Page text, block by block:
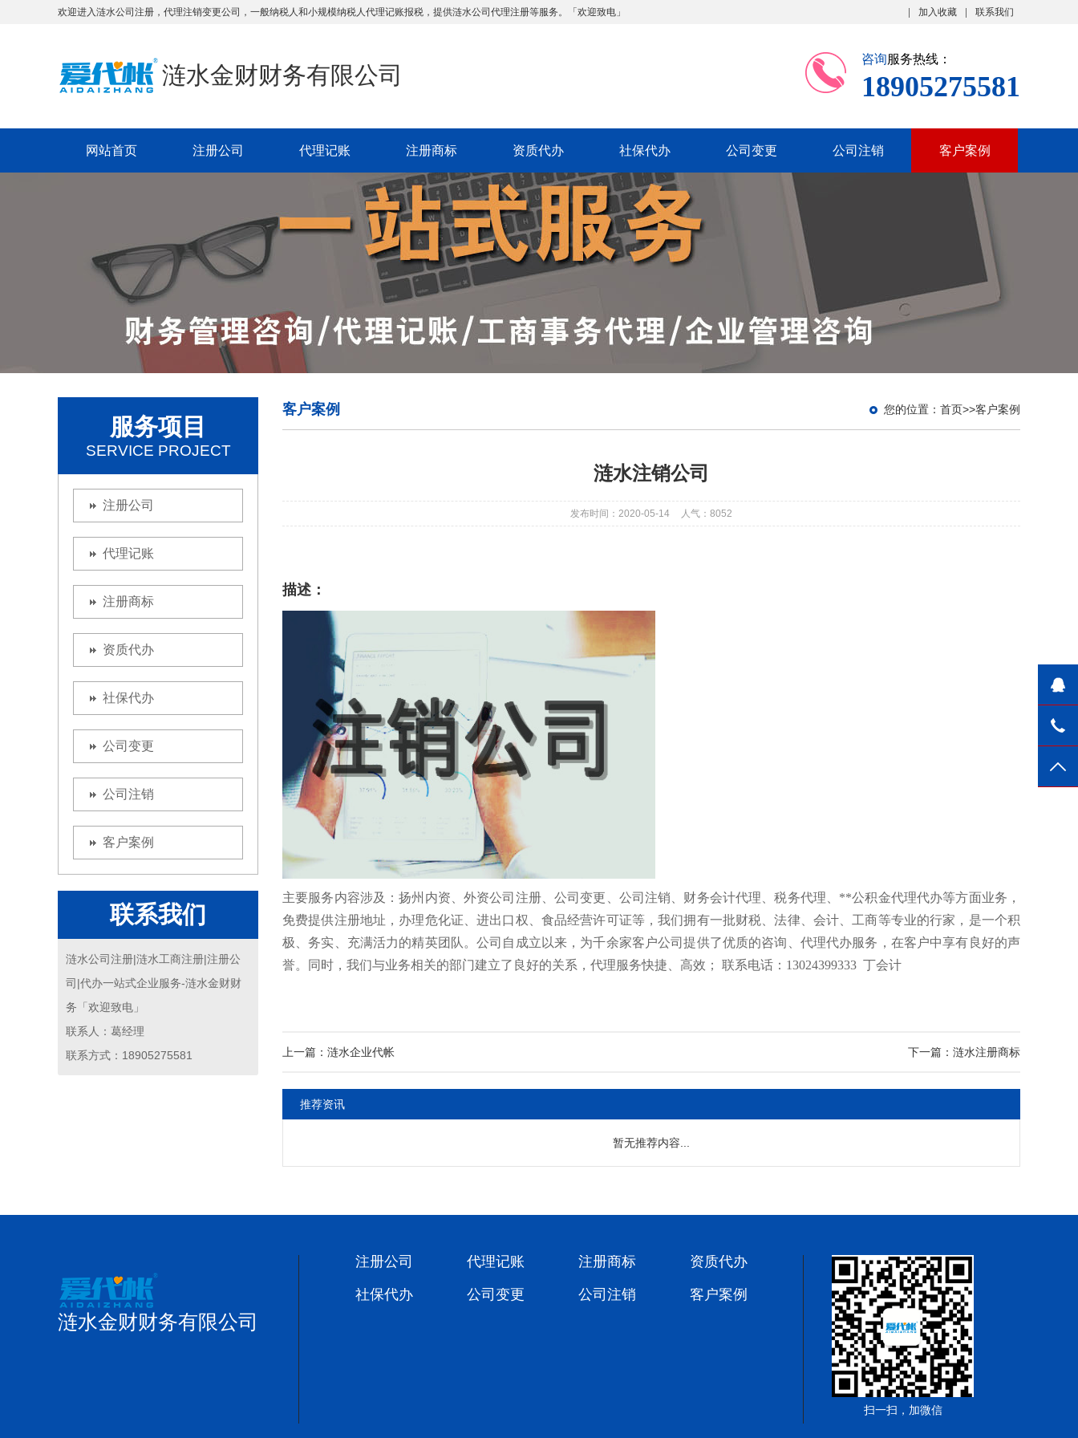
欢迎进入涟水公司注册，代理注销变更公司，一般纳税人和小规模纳税人代理记账报税，提供涟水公司代理注册等服务。「欢迎致电」 加入收藏 联系我们
涟水金财财务有限公司
咨询服务热线：
18905275581
网站首页 注册公司 代理记账 注册商标 资质代办 社保代办 公司变更 公司注销 客户案例
服务项目
SERVICE PROJECT
注册公司
代理记账
注册商标
资质代办
社保代办
公司变更
公司注销
客户案例
联系我们
涟水公司注册|涟水工商注册|注册公
司|代办一站式企业服务-涟水金财财
务「欢迎致电」
联系人：葛经理
联系方式：18905275581
客户案例 您的位置： 首页>>客户案例
涟水注销公司
发布时间：2020-05-14 人气： 8052
描述：
主要服务内容涉及：扬州内资、外资公司注册、公司变更、公司注销、财务会计代理、税务代理、**公积金代理代办等方面业务，
免费提供注册地址，办理危化证、进出口权、食品经营许可证等，我们拥有一批财税、法律、会计、工商等专业的行家，是一个积
极、务实、充满活力的精英团队。公司自成立以来，为千余家客户公司提供了优质的咨询、代理代办服务，在客户中享有良好的声
誉。同时，我们与业务相关的部门建立了良好的关系，代理服务快捷、高效； 联系电话：13024399333 丁会计
上一篇： 涟水企业代帐 下一篇： 涟水注册商标
推荐资讯
暂无推荐内容...
涟水金财财务有限公司
注册公司 代理记账 注册商标 资质代办
社保代办 公司变更 公司注销 客户案例
扫一扫，加微信
在